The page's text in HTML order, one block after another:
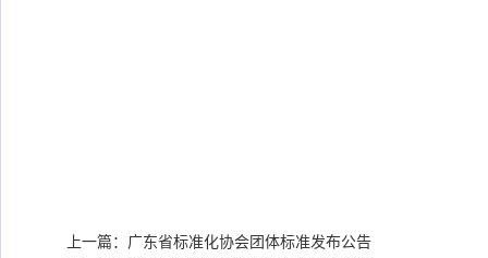
上一篇：广东省标准化协会团体标准发布公告